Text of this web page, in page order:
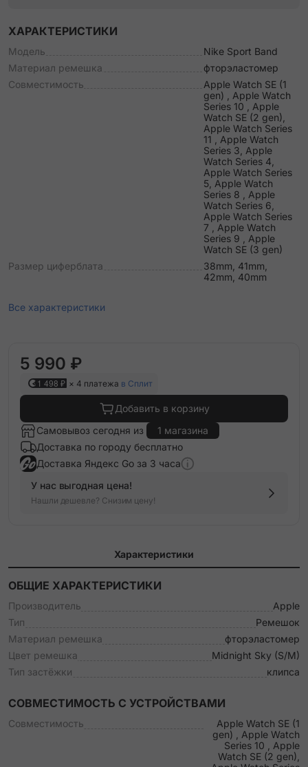
ХАРАКТЕРИСТИКИ
Модель
Nike Sport Band
Материал ремешка
фторэластомер
Совместимость
Apple Watch SE (1
gen) , Apple Watch
Series 10 , Apple
Watch SE (2 gen),
Apple Watch Series
11 , Apple Watch
Series 3, Apple
Watch Series 4,
Apple Watch Series
5, Apple Watch
Series 8 , Apple
Watch Series 6,
Apple Watch Series
7 , Apple Watch
Series 9 , Apple
Watch SE (3 gen)
Размер циферблата
38mm, 41mm,
42mm, 40mm
Все характеристики
5 990 ₽
1 498 ₽ × 4 платежа в Сплит
Добавить в корзину
Самовывоз сегодня из
1 магазина
Доставка по городу бесплатно
Доставка Яндекс Go за 3 часа
У нас выгодная цена!
Нашли дешевле? Снизим цену!
Характеристики
ОБЩИЕ ХАРАКТЕРИСТИКИ
Производитель
Apple
Тип
Ремешок
Материал ремешка
фторэластомер
Цвет ремешка
Midnight Sky (S/M)
Тип застёжки
клипса
СОВМЕСТИМОСТЬ С УСТРОЙСТВАМИ
Совместимость
Apple Watch SE (1
gen) , Apple Watch
Series 10 , Apple
Watch SE (2 gen),